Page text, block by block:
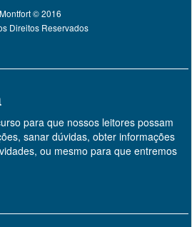
Montfort © 2016
Direitos Reservados
para que nossos leitores possam
sanar dúvidas, obter informações
ou mesmo para que entremos